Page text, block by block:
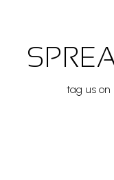
tag us on